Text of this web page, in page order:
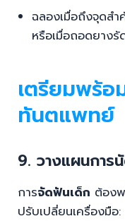
ฉลองเมื่อถึงจุดส
หรือเมื่อถอดยางรั
เตรียมพร้อ
ทันตแพทย์
9. วางแผนการ
การจัดฟันเด็ก ต้อง
ปรับเปลี่ยนเครื่องมือ: